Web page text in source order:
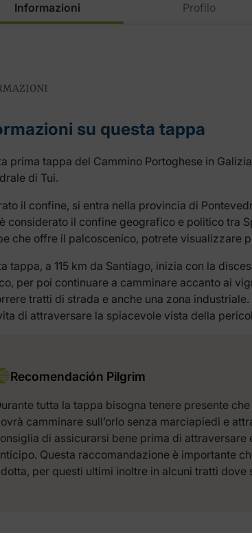
Informazioni Profilo
su questa tappa
prima tappa del Cammino Portoghese in
di Tui.
il confine, si entra nella provincia di
considerato il confine geografico e politico tra
che offre il palcoscenico, potrete visualizzare
tappa, a 115 km da Santiago, inizia con la
per poi continuare a camminare accanto ai
tratti di strada e anche una zona
di attraversare la spiacevole vista della
Recomendación Pilgrim
tutta la tappa bisogna tenere presente
camminare sull’orlo senza marciapiedi e
di assicurarsi bene prima di
Questa raccomandazione è importante
per questi ultimi inoltre in alcuni tratti